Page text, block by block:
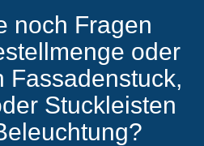
noch Fragen
oder
Fassadenstuck,
Stuckleisten